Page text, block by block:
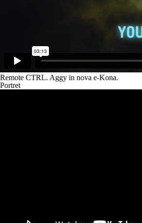
Remote CTRL. Aggy in nova e-Kona.
Portret